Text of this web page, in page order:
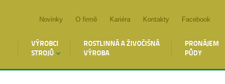
VÝROBCI
STROJŮ
ROSTLINNÁ A ŽIVOČIŠNÁ
VÝROBA
PRONÁJEM
PŮDY
Novinky O firmě Kariéra Kontakty Facebook